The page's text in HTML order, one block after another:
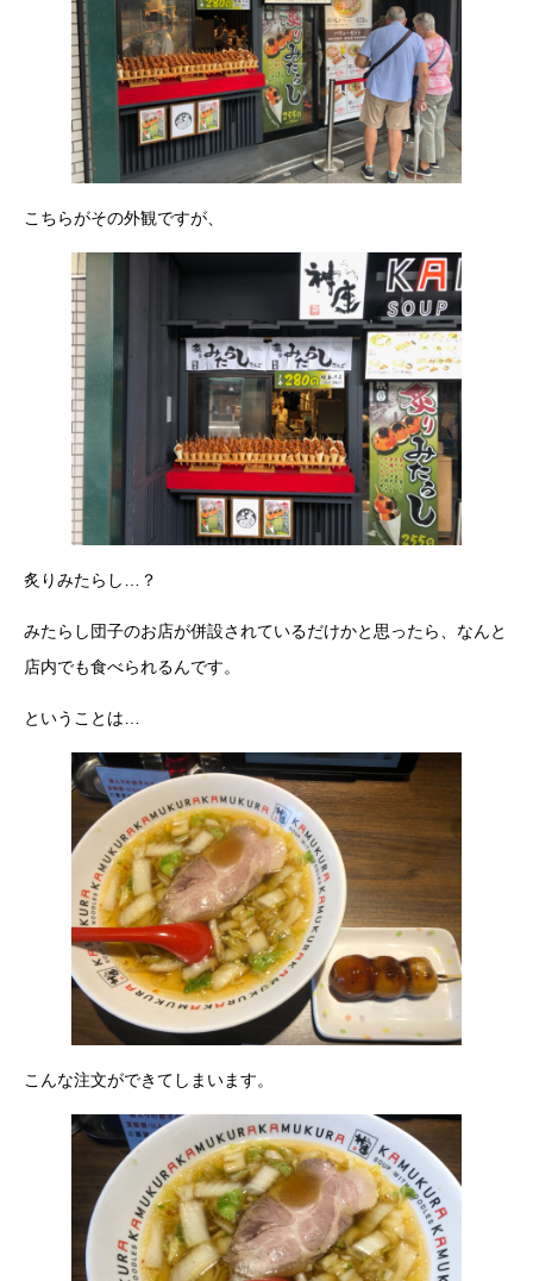
こちらがその外観ですが、
炙りみたらし…？
みたらし団子のお店が併設されているだけかと思ったら、なんと
店内でも食べられるんです。
ということは…
こんな注文ができてしまいます。